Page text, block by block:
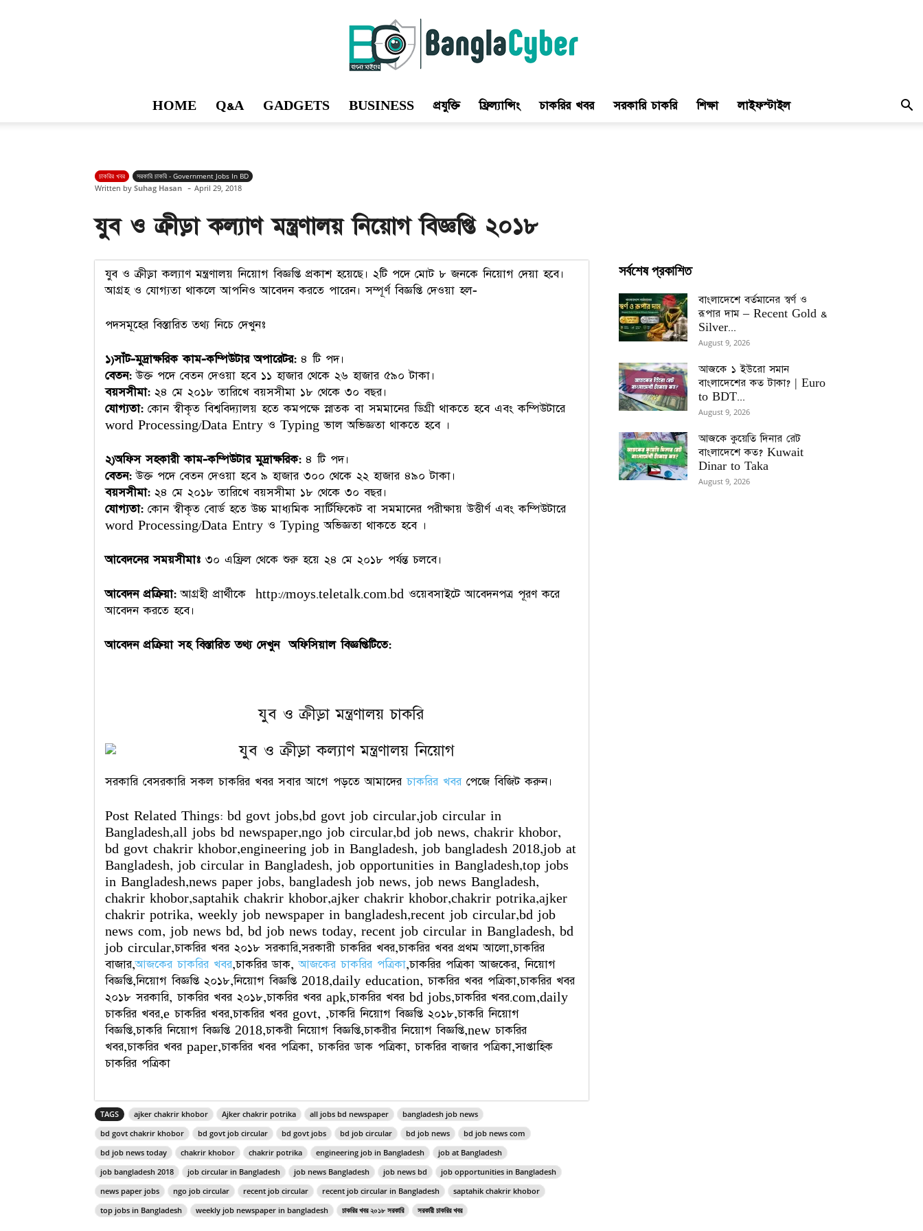
HOME Q&A GADGETS BUSINESS প্রযুক্তি ফ্রিল্যান্সিং চাকরির খবর সরকারি চাকরি শিক্ষা লাইফস্টাইল
চাকরির খবর সরকারি চাকরি - Government Jobs In BD
Written by Suhag Hasan - April 29, 2018
যুব ও ক্রীড়া কল্যাণ মন্ত্রণালয় নিয়োগ বিজ্ঞপ্তি ২০১৮
যুব ও ক্রীড়া কল্যাণ মন্ত্রণালয় নিয়োগ বিজ্ঞপ্তি প্রকাশ হয়েছে। ২টি পদে মোট ৮ জনকে নিয়োগ দেয়া হবে।
আগ্রহ ও যোগ্যতা থাকলে আপনিও আবেদন করতে পারেন। সম্পূর্ণ বিজ্ঞপ্তি দেওয়া হল-
পদসমূহের বিস্তারিত তথ্য নিচে দেখুনঃ
১)সাঁট-মুদ্রাক্ষরিক কাম-কম্পিউটার অপারেটর:৪ টি পদ।
বেতন:উক্ত পদে বেতন দেওয়া হবে ১১ হাজার থেকে ২৬ হাজার ৫৯০ টাকা।
বয়সসীমা:২৪ মে ২০১৮ তারিখে বয়সসীমা ১৮ থেকে ৩০ বছর।
যোগ্যতা:কোন স্বীকৃত বিশ্ববিদ্যালয় হতে কমপক্ষে স্নাতক বা সমমানের ডিগ্রী থাকতে হবে এবং কম্পিউটারে
word Processing/Data Entry ও Typing ভাল অভিজ্ঞতা থাকতে হবে ।
২)অফিস সহকারী কাম-কম্পিউটার মুদ্রাক্ষরিক:৪ টি পদ।
বেতন:উক্ত পদে বেতন দেওয়া হবে ৯ হাজার ৩০০ থেকে ২২ হাজার ৪৯০ টাকা।
বয়সসীমা:২৪ মে ২০১৮ তারিখে বয়সসীমা ১৮ থেকে ৩০ বছর।
যোগ্যতা:কোন স্বীকৃত বোর্ড হতে উচ্চ মাধ্যমিক সার্টিফিকেট বা সমমানের পরীক্ষায় উত্তীর্ণ এবং কম্পিউটারে
word Processing/Data Entry ও Typing অভিজ্ঞতা থাকতে হবে ।
আবেদনের সময়সীমাঃ ৩০ এফ্রিল থেকে শুরু হয়ে ২৪ মে ২০১৮ পর্যন্ত চলবে।
আবেদন প্রক্রিয়া:আগ্রহী প্রার্থীকে http://moys.teletalk.com.bd ওয়েবসাইটে আবেদনপত্র পূরণ করে
আবেদন করতে হবে।
আবেদন প্রক্রিয়া সহ বিস্তারিত তথ্য দেখুন অফিসিয়াল বিজ্ঞপ্তিটিতে:
যুব ও ক্রীড়া মন্ত্রণালয় চাকরি
সরকারি বেসরকারি সকল চাকরির খবর সবার আগে পড়তে আমাদেরচাকরির খবরপেজে বিজিট করুন।
Post Related Things: bd govt jobs,bd govt job circular,job circular in
Bangladesh,all jobs bd newspaper,ngo job circular,bd job news, chakrir khobor,
bd govt chakrir khobor,engineering job in Bangladesh, job bangladesh 2018,job at
Bangladesh, job circular in Bangladesh, job opportunities in Bangladesh,top jobs
in Bangladesh,news paper jobs, bangladesh job news, job news Bangladesh,
chakrir khobor,saptahik chakrir khobor,ajker chakrir khobor,chakrir potrika,ajker
chakrir potrika, weekly job newspaper in bangladesh,recent job circular,bd job
news com, job news bd, bd job news today, recent job circular in Bangladesh, bd
job circular,চাকরির খবর ২০১৮ সরকারি,সরকারী চাকরির খবর,চাকরির খবর প্রথম আলো,চাকরির
বাজার,আজকের চাকরির খবর,চাকরির ডাক,আজকের চাকরির পত্রিকা,চাকরির পত্রিকা আজকের, নিয়োগ
বিজ্ঞপ্তি,নিয়োগ বিজ্ঞপ্তি ২০১৮,নিয়োগ বিজ্ঞপ্তি 2018,daily education, চাকরির খবর পত্রিকা,চাকরির খবর
২০১৮ সরকারি, চাকরির খবর ২০১৮,চাকরির খবর apk,চাকরির খবর bd jobs,চাকরির খবর.com,daily
চাকরির খবর,e চাকরির খবর,চাকরির খবর govt, ,চাকরি নিয়োগ বিজ্ঞপ্তি ২০১৮,চাকরি নিয়োগ
বিজ্ঞপ্তি,চাকরি নিয়োগ বিজ্ঞপ্তি 2018,চাকরী নিয়োগ বিজ্ঞপ্তি,চাকরীর নিয়োগ বিজ্ঞপ্তি,new চাকরির
খবর,চাকরির খবর paper,চাকরির খবর পত্রিকা, চাকরির ডাক পত্রিকা, চাকরির বাজার পত্রিকা,সাপ্তাহিক
চাকরির পত্রিকা
TAGS ajker chakrir khobor Ajker chakrir potrika all jobs bd newspaper
bangladesh job news
bd govt chakrir khobor
bd govt job circular bd govt jobs bd job circular bd job news
bd job news com
bd job news today
chakrir khobor chakrir potrika engineering job in Bangladesh
job at Bangladesh
job bangladesh 2018
job circular in Bangladesh job news Bangladesh job news bd
job opportunities in Bangladesh
news paper jobs
ngo job circular recent job circular recent job circular in Bangladesh
saptahik chakrir khobor
top jobs in Bangladesh
weekly job newspaper in bangladesh চাকরির খবর ২০১৮ সরকারি সরকারী চাকরির খবর
সর্বশেষ প্রকাশিত
বাংলাদেশে বর্তমানের স্বর্ণ ও
রূপার দাম – Recent Gold &
Silver...
August 9, 2026
আজকে ১ ইউরো সমান
বাংলাদেশের কত টাকা? | Euro
to BDT...
August 9, 2026
আজকে কুয়েতি দিনার রেট
বাংলাদেশে কত? Kuwait
Dinar to Taka
August 9, 2026